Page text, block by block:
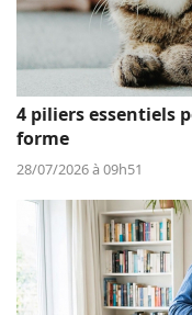
4 piliers essentiels
forme
28/07/2026 à 09h51